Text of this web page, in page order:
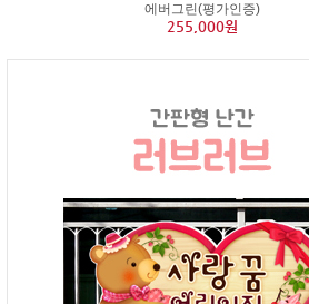
에버그린(평가인증)
255,000원